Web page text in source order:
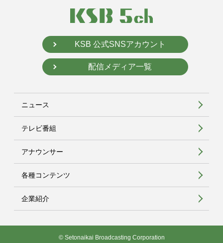
KSB 公式SNSアカウント
配信メディア一覧
ニュース
テレビ番組
アナウンサー
各種コンテンツ
企業紹介
© Setonaikai Broadcasting Corporation